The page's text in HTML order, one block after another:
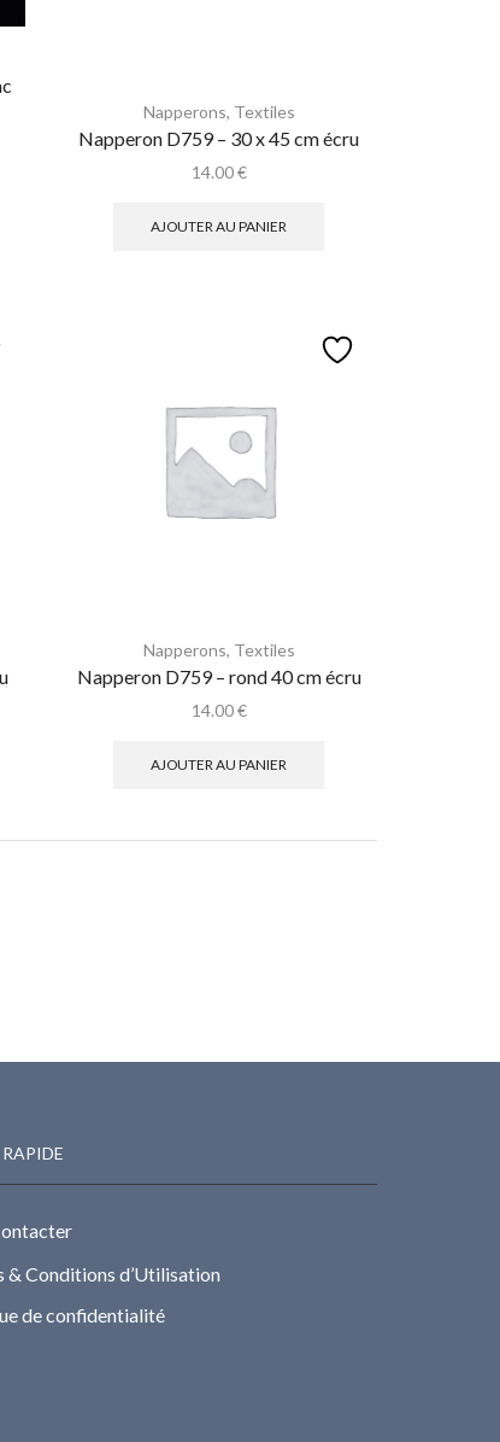
Napperons, Textiles
Napperon D759 – 30 x 45 cm écru
14.00€
AJOUTER AU PANIER
Napperons, Textiles
Napperon D759 – rond 40 cm écru
14.00€
AJOUTER AU PANIER
& Conditions d’Utilisation
de confidentialité